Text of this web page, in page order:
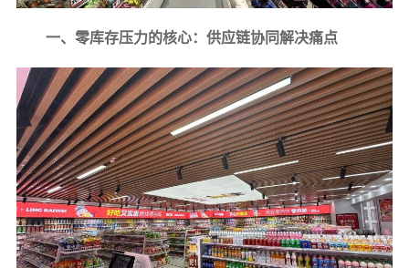
一、零库存压力的核心：供应链协同解决痛点